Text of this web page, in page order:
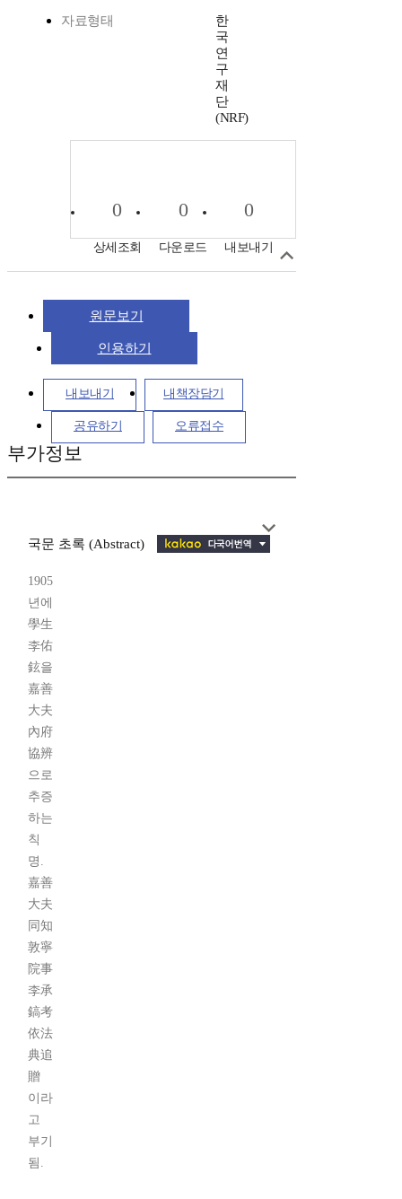
자료형태
한
국
연
구
재
단
(NRF)
0
상세조회
0
다운로드
0
내보내기
원문보기
인용하기
내보내기 내책장담기
공유하기 오류접수
부가정보
국문 초록 (Abstract)
1905
년에
學生
李佑
鉉을
嘉善
大夫
內府
協辨
으로
추증
하는
칙
명.
嘉善
大夫
同知
敦寧
院事
李承
鎬考
依法
典追
贈
이라
고
부기
됨.